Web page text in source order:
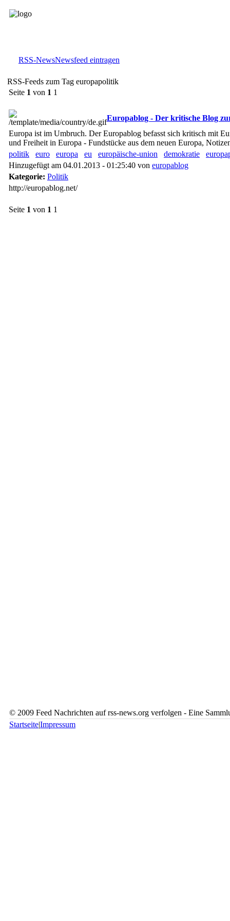
RSS-NewsNewsfeed eintragen
RSS-Feeds zum Tag europapolitik
Seite 1 von 1 1
Europablog - Der kritische Blog
Europa ist im Umbruch. Der Europablog befasst sich kritisch mit
und Freiheit in Europa - Fundstücke aus dem neuen Europa,
politik
euro europa eu europäische-union demokratie
Hinzugefügt am 04.01.2013 - 01:25:40 von europablog
Kategorie: Politik
http://europablog.net/
Seite 1 von 1 1
© 2009 Feed Nachrichten auf rss-news.org verfolgen - Eine
Startseite|Impressum